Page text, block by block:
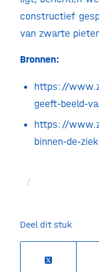
constructief
van zwarte
Bronnen:
https://
geeft-beeld-
https://
binnen-de-
/
Deel dit stuk